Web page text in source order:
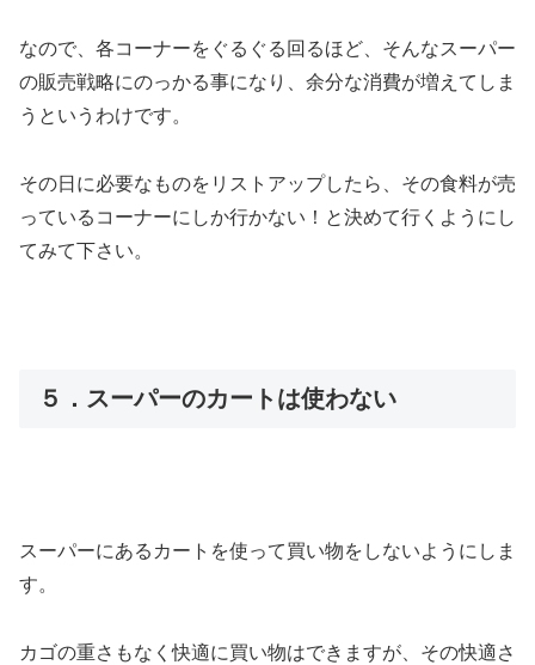
なので、各コーナーをぐるぐる回るほど、そんなスーパー
の販売戦略にのっかる事になり、余分な消費が増えてしま
うというわけです。
その日に必要なものをリストアップしたら、その食料が売
っているコーナーにしか行かない！と決めて行くようにし
てみて下さい。
５．スーパーのカートは使わない
スーパーにあるカートを使って買い物をしないようにしま
す。
カゴの重さもなく快適に買い物はできますが、その快適さ